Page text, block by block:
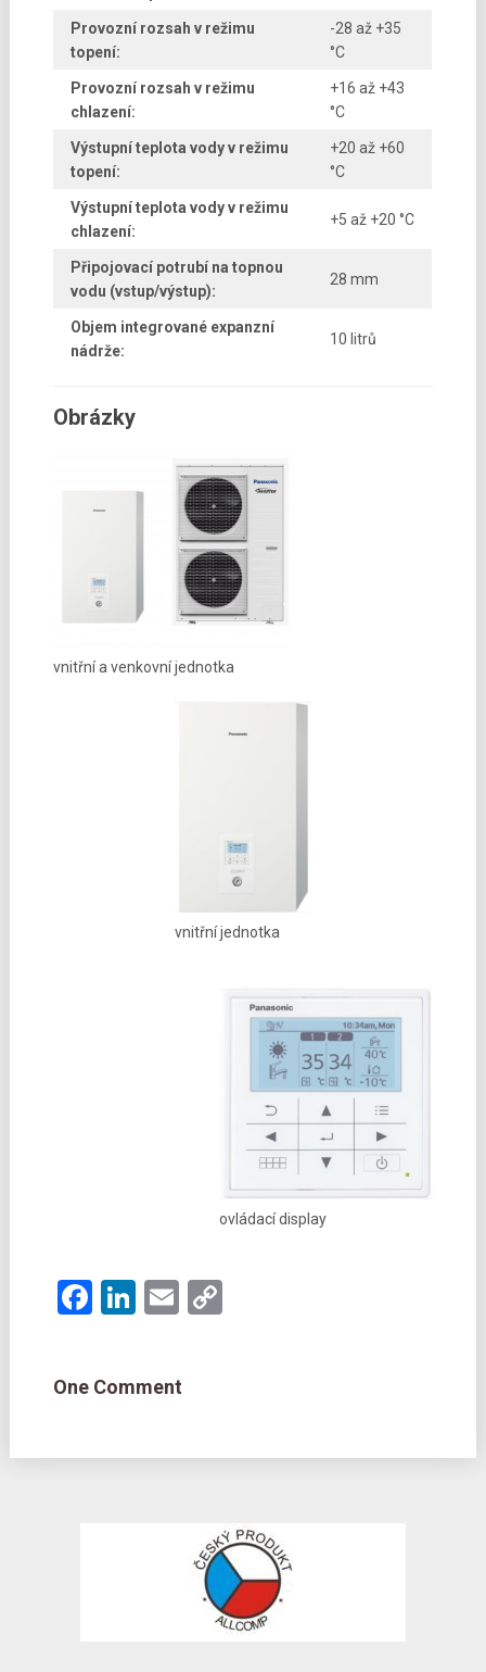
Provozní rozsah v režimu
topení:
-28 až +35
°C
Provozní rozsah v režimu
chlazení:
+16 až +43
°C
Výstupní teplota vody v režimu
topení:
+20 až +60
°C
Výstupní teplota vody v režimu
chlazení:
+5 až +20 °C
Připojovací potrubí na topnou
vodu (vstup/výstup):
28 mm
Objem integrované expanzní
nádrže:
10 litrů
Obrázky
vnitřní a venkovní jednotka
vnitřní jednotka
ovládací display
Facebook
LinkedIn
Email
One Comment